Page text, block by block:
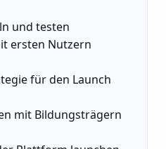
und testen
ersten Nutzern
für den Launch
mit Bildungsträgern